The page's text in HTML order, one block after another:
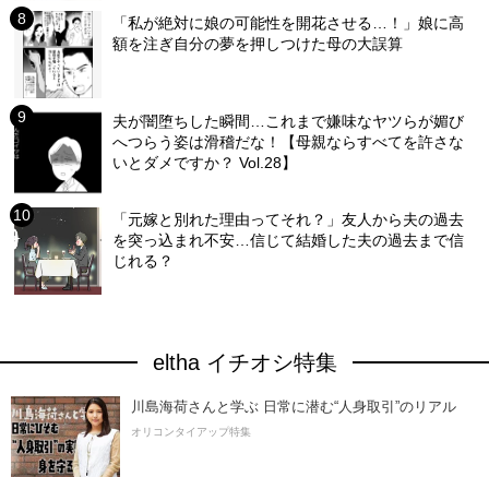
「私が絶対に娘の可能性を開花させる…！」娘に高
額を注ぎ自分の夢を押しつけた母の大誤算
夫が闇堕ちした瞬間…これまで嫌味なヤツらが媚び
へつらう姿は滑稽だな！【母親ならすべてを許さな
いとダメですか？ Vol.28】
「元嫁と別れた理由ってそれ？」友人から夫の過去
を突っ込まれ不安…信じて結婚した夫の過去まで信
じれる？
eltha イチオシ特集
川島海荷さんと学ぶ 日常に潜む“人身取引”のリアル
オリコンタイアップ特集